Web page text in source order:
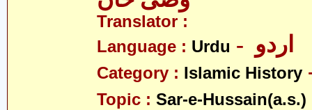
Translator :
Language : Urdu
Category : Islamic History
Topic : Sar-e-Hussain(a.s.)